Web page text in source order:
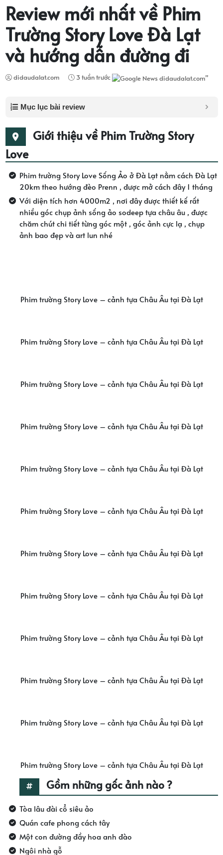
Review mới nhất về Phim
Trường Story Love Đà Lạt
và hướng dẫn đường đi
didaudalat.com 3 tuần trước
Mục lục bài review
Giới thiệu về Phim Trường Story
Love
Phim trường Story Love Sống Ảo ở Đà Lạt nằm cách Đà Lạt
20km theo hướng đèo Prenn , được mở cách đây 1 tháng
Với diện tích hơn 4000m2 , nơi đây được thiết kế rất
nhiều góc chụp ảnh sống ảo sodeep tựa châu âu , được
chăm chút chi tiết từng góc một , góc ảnh cực lạ , chụp
ảnh bao đẹp và art lun nhé
Phim trường Story Love – cảnh tựa Châu Âu tại Đà Lạt
Phim trường Story Love – cảnh tựa Châu Âu tại Đà Lạt
Phim trường Story Love – cảnh tựa Châu Âu tại Đà Lạt
Phim trường Story Love – cảnh tựa Châu Âu tại Đà Lạt
Phim trường Story Love – cảnh tựa Châu Âu tại Đà Lạt
Phim trường Story Love – cảnh tựa Châu Âu tại Đà Lạt
Phim trường Story Love – cảnh tựa Châu Âu tại Đà Lạt
Phim trường Story Love – cảnh tựa Châu Âu tại Đà Lạt
Phim trường Story Love – cảnh tựa Châu Âu tại Đà Lạt
Phim trường Story Love – cảnh tựa Châu Âu tại Đà Lạt
Phim trường Story Love – cảnh tựa Châu Âu tại Đà Lạt
Phim trường Story Love – cảnh tựa Châu Âu tại Đà Lạt
Gồm những gốc ảnh nào ?
Tòa lâu đài cổ siêu ảo
Quán cafe phong cách tây
Một con đường đầy hoa anh đào
Ngôi nhà gỗ